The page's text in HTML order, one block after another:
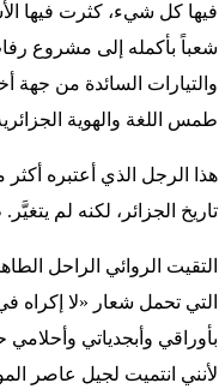
فيها كل شيء، كثرت فيها
شعباً بأكمله إلى مشروع
والتيارات السائدة من جهة
طمس اللغة والهوية
هذا الرجل الذي أعتبره
تاريخ الجزائر، لكنه لم
التقيت الروائي الراحل
التي تحمل شعار «لا إكراه
بأوراقي وأبجدياتي
لأنني انتميت لجيل عاصر